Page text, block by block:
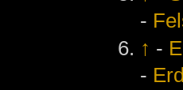
-
↑ -
-